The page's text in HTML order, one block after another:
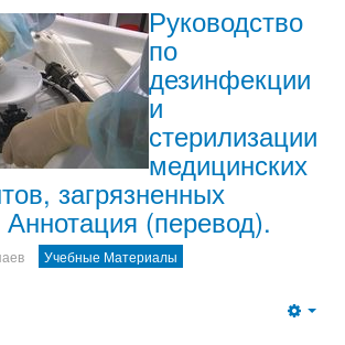
Руководство
по
дезинфекции
и
стерилизации
медицинских
загрязненных
(перевод).
Учебные Материалы